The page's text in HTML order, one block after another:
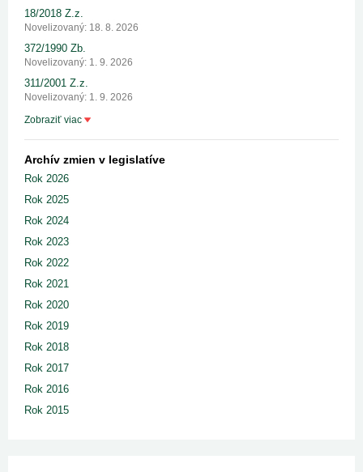
18/2018 Z.z.
Novelizovaný: 18. 8. 2026
372/1990 Zb.
Novelizovaný: 1. 9. 2026
311/2001 Z.z.
Novelizovaný: 1. 9. 2026
Zobraziť viac
Archív zmien v legislatíve
Rok 2026
Rok 2025
Rok 2024
Rok 2023
Rok 2022
Rok 2021
Rok 2020
Rok 2019
Rok 2018
Rok 2017
Rok 2016
Rok 2015